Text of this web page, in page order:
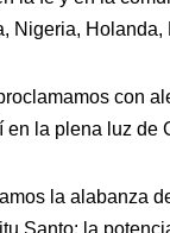
Nigeria, Holanda,
con
la plena luz de
la alabanza
Santo: la